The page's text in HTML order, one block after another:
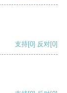
支持[0] 反对[0]